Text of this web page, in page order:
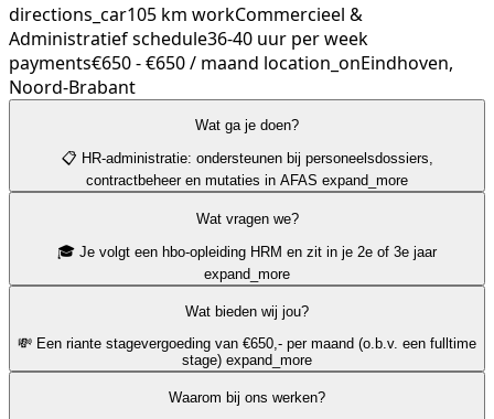
directions_car105 km workCommercieel &
Administratiefschedule36-40 uur per week
payments€650 - €650 / maand location_onEindhoven,
Noord-Brabant
Wat ga je doen?
📋 HR-administratie: ondersteunen bij personeelsdossiers,
contractbeheer en mutaties in AFAS expand_more
Wat vragen we?
🎓 Je volgt een hbo-opleiding HRM en zit in je 2e of 3e jaar
expand_more
Wat bieden wij jou?
💸 Een riante stagevergoeding van €650,- per maand (o.b.v. een fulltime
stage) expand_more
Waarom bij ons werken?